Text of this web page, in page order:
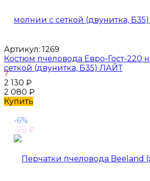
Артикул: 1269
Костюм пчеловода Евро-Гост-220
сеткой (двунитка, Б35) ЛАЙТ
7
2 130 ₽
2 080 ₽
Купить
-6%
-20 ₽